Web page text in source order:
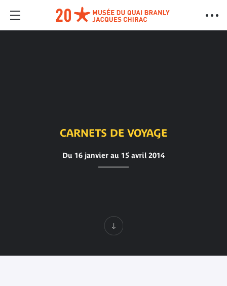
CARNETS DE VOYAGE
Du 16 janvier au 15 avril 2014